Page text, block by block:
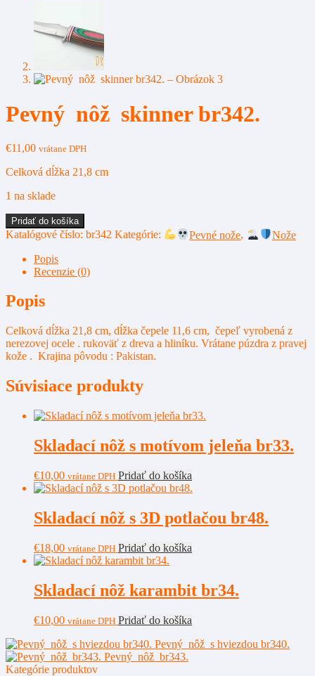
Pevný nôž skinner br342.
€11,00 vrátane DPH
Celková dĺžka 21,8 cm
1 na sklade
množstvo
Pevný
skinner
br342.
Pridať do košíka
Katalógové číslo: br342 Kategórie: Pevné nože,
Nože
Popis
Recenzie (0)
Popis
Celková dĺžka 21,8 cm, dĺžka čepele 11,6 cm, čepeľ vyrobená z
nerezovej ocele . rukoväť z dreva a hliníku. Vrátane púzdra z pravej
kože . Krajina pôvodu : Pakistan.
Súvisiace produkty
Skladací nôž s motívom jeleňa br33.
€10,00 vrátane DPH Pridať do košíka
Skladací nôž s 3D potlačou br48.
€18,00 vrátane DPH Pridať do košíka
Skladací nôž karambit br34.
€10,00 vrátane DPH Pridať do košíka
Pevný nôž s hviezdou br340.
Pevný nôž br343.
Kategórie produktov